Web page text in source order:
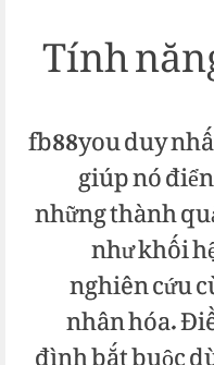
Tính
fb88you duy
giúp nó
những thành
như khối
nghiên cứu
nhân hóa.